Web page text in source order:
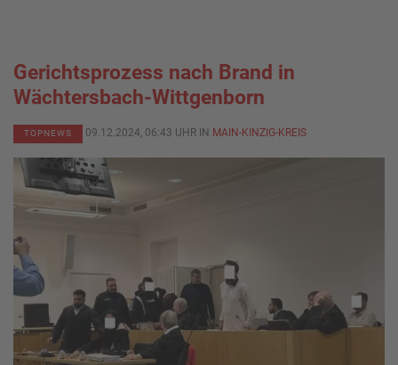
Gerichtsprozess nach Brand in
Wächtersbach-Wittgenborn
TOPNEWS 09.12.2024, 06:43 UHR IN MAIN-KINZIG-KREIS